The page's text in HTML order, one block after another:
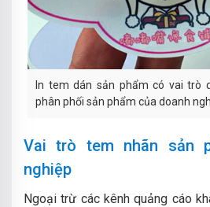
In tem dán sản phẩm có vai trò
phân phối sản phẩm của doanh
Vai trò tem nhãn sản
nghiệp
Ngoại trừ các kênh quảng cáo